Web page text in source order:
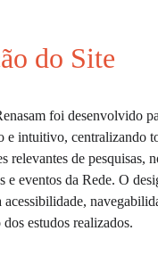
do Site
foi desenvolvido
e intuitivo, centralizando
relevantes de pesquisas,
e eventos da Rede. O
estudos realizados.